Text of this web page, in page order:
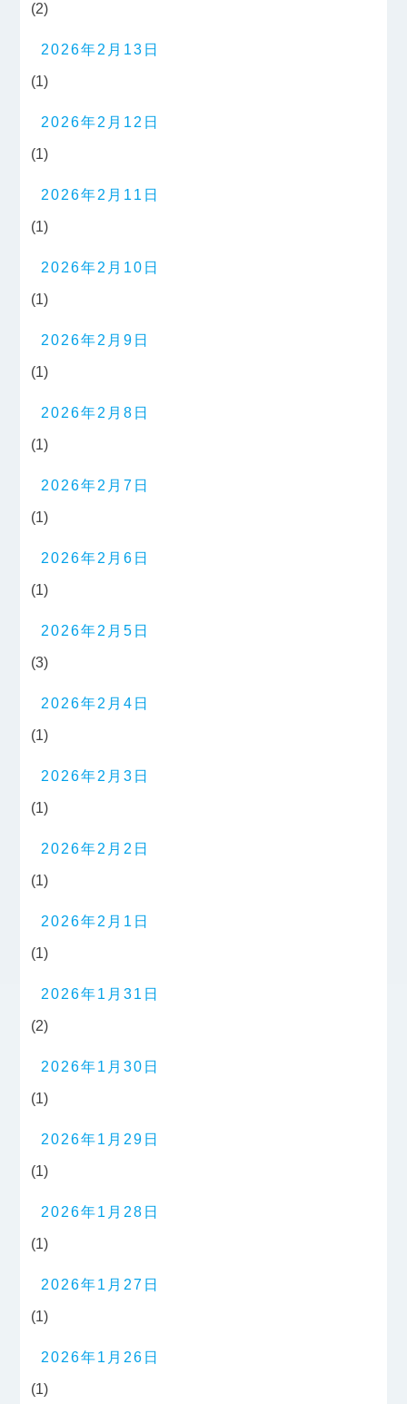
(2)
2026年2月13日
(1)
2026年2月12日
(1)
2026年2月11日
(1)
2026年2月10日
(1)
2026年2月9日
(1)
2026年2月8日
(1)
2026年2月7日
(1)
2026年2月6日
(1)
2026年2月5日
(3)
2026年2月4日
(1)
2026年2月3日
(1)
2026年2月2日
(1)
2026年2月1日
(1)
2026年1月31日
(2)
2026年1月30日
(1)
2026年1月29日
(1)
2026年1月28日
(1)
2026年1月27日
(1)
2026年1月26日
(1)